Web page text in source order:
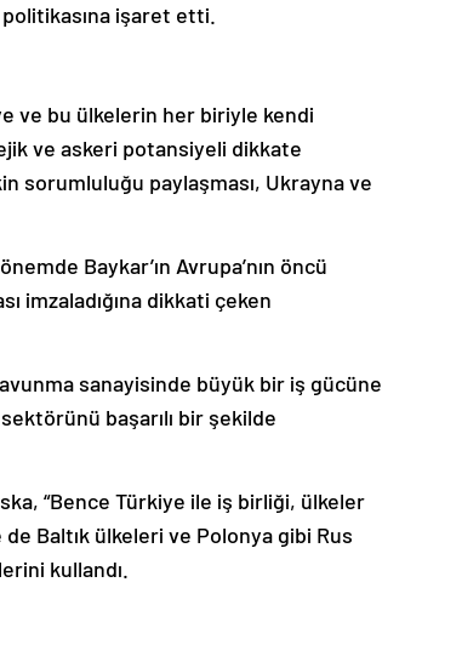
politikasına işaret etti.
ve bu ülkelerin her biriyle kendi
ve askeri potansiyeli dikkate
sorumluluğu paylaşması, Ukrayna ve
Baykar’ın Avrupa’nın öncü
imzaladığına dikkati çeken
sanayisinde büyük bir iş gücüne
başarılı bir şekilde
“Bence Türkiye ile iş birliği, ülkeler
Baltık ülkeleri ve Polonya gibi Rus
kullandı.